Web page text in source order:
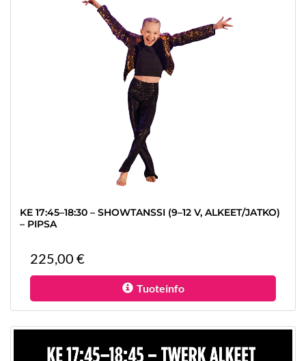
KE 17:45–18:30 – SHOWTANSSI (9–12 V, ALKEET/JATKO)
– PIPSA
225,00 €
Tuoteinfo